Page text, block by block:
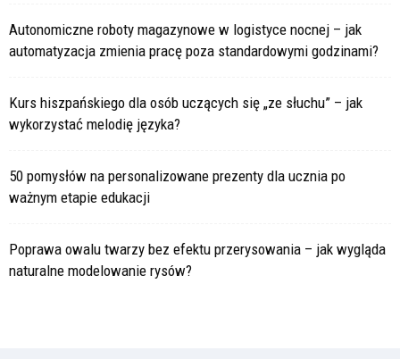
Autonomiczne roboty magazynowe w logistyce nocnej – jak
automatyzacja zmienia pracę poza standardowymi godzinami?
Kurs hiszpańskiego dla osób uczących się „ze słuchu” – jak
wykorzystać melodię języka?
50 pomysłów na personalizowane prezenty dla ucznia po
ważnym etapie edukacji
Poprawa owalu twarzy bez efektu przerysowania – jak wygląda
naturalne modelowanie rysów?